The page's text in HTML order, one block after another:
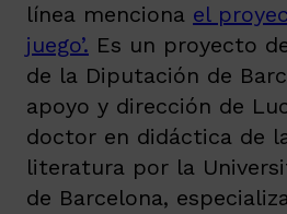
línea menciona el
juego’. Es un proyecto
de la Diputación de
apoyo y dirección de
doctor en didáctica de
literatura por la
de Barcelona,